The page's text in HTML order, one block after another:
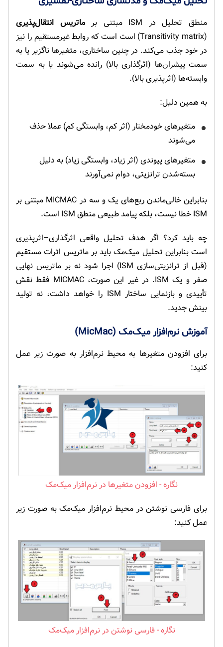
منطق تحلیل در ISM مبتنی بر
ماتریس انتقال‌پذیری
(Transitivity matrix) است است که روابط غیرمستقیم را نیز
در خود جذب می‌کند. در چنین ساختاری، متغیرها ناگزیر یا به
سمت پیشران‌ها (اثرگذاری بالا) رانده می‌شوند یا به سمت
وابسته‌ها (اثرپذیری بالا).
به همین دلیل:
متغیرهای خودمختار (اثر کم، وابستگی کم) عملا حذف
می‌شوند
متغیرهای پیوندی (اثر زیاد، وابستگی زیاد) به دلیل
بسته‌شدن ترانزیتی، دوام نمی‌آورند
بنابراین خالی‌ماندن ربع‌های یک و سه در MICMAC مبتنی بر
ISM خطا نیست، بلکه پیامد طبیعی منطق ISM است.
چه باید کرد؟ اگر هدف تحلیل واقعی اثرگذاری–اثرپذیری
است بنابراین تحلیل میک‌مک باید بر ماتریس اثرات مستقیم
(قبل از ترانزیتی‌سازی ISM) اجرا شود نه بر ماتریس نهایی
صفر و یک ISM. در غیر این صورت، MICMAC فقط نقش
تأییدی و بازنمایی ساختار ISM را خواهد داشت، نه تولید
بینش جدید.
آموزش نرم‌افزار میک‌مک (MicMac)
برای افزودن متغیرها به محیط نرم‌افزار به صورت زیر عمل
کنید:
افزودن متغیرها در نرم‌افزار میک‌مک
برای فارسی نوشتن در محیط نرم‌افزار میک‌مک به صورت زیر
عمل کنید:
فارسی نوشتن در نرم‌افزار میک‌مک